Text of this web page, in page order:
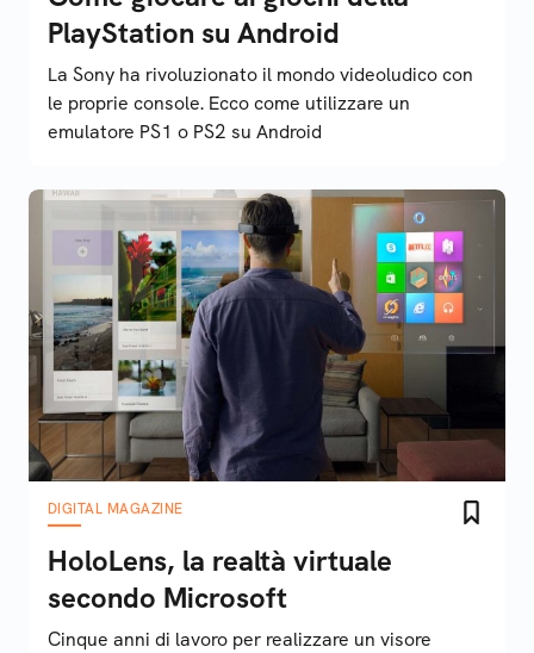
PlayStation su Android
La Sony ha rivoluzionato il mondo videoludico con
le proprie console. Ecco come utilizzare un
emulatore PS1 o PS2 su Android
DIGITAL MAGAZINE
HoloLens, la realtà virtuale
secondo Microsoft
Cinque anni di lavoro per realizzare un visore